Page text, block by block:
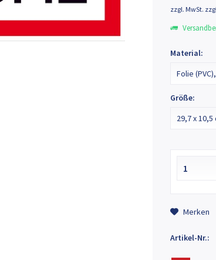
zzgl. MwSt.
Material:
Größe:
Merken
Artikel-Nr.: